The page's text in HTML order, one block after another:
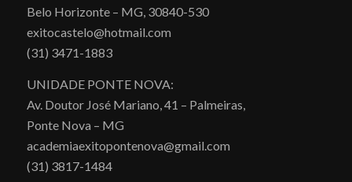
Belo Horizonte – MG, 30840-530
exitocastelo@hotmail.com
(31) 3471-1883
UNIDADE PONTE NOVA:
Av. Doutor José Mariano, 41 – Palmeiras,
Ponte Nova – MG
academiaexitopontenova@gmail.com
(31) 3817-1484